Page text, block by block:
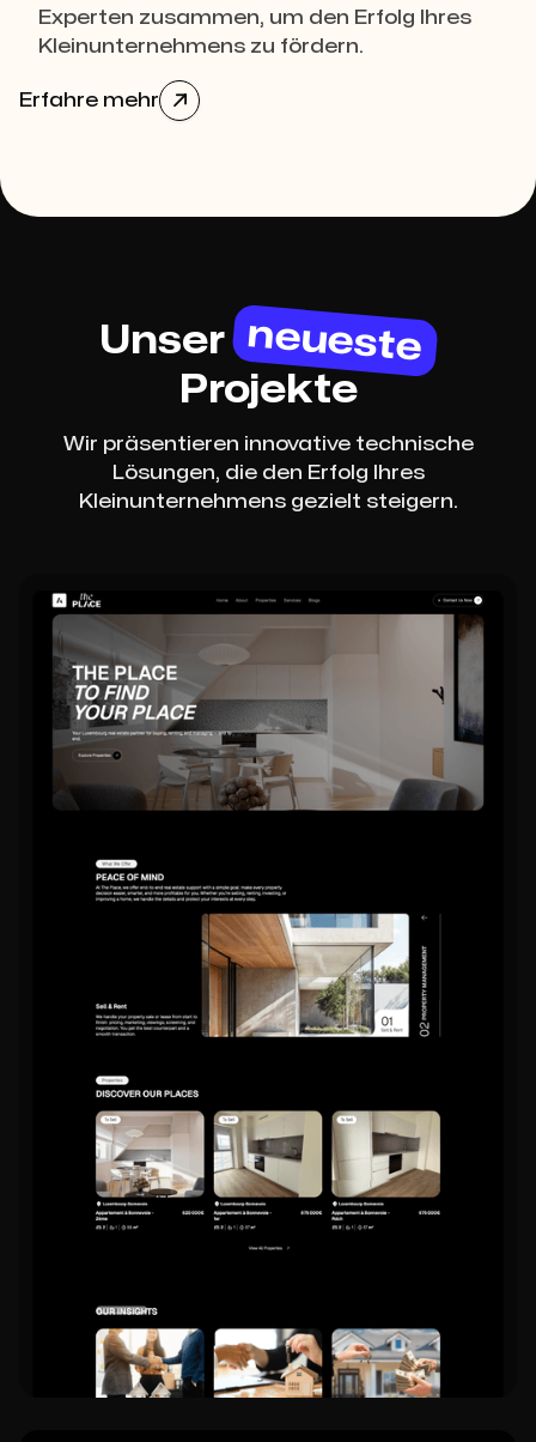
Experten zusammen, um den Erfolg Ihres
Kleinunternehmens zu fördern.
Erfahre mehr 
Unser neueste
Projekte
Wir präsentieren innovative technische
Lösungen, die den Erfolg Ihres
Kleinunternehmens gezielt steigern.